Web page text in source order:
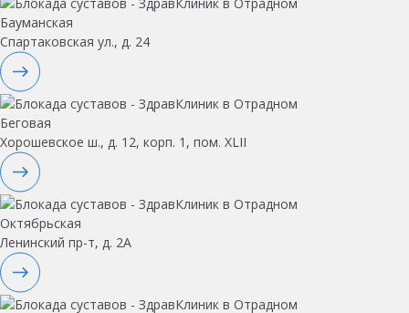
Бауманская
Спартаковская ул., д. 24
Беговая
Хорошевское ш., д. 12, корп. 1, пом. XLII
Октябрьская
Ленинский пр-т, д. 2А